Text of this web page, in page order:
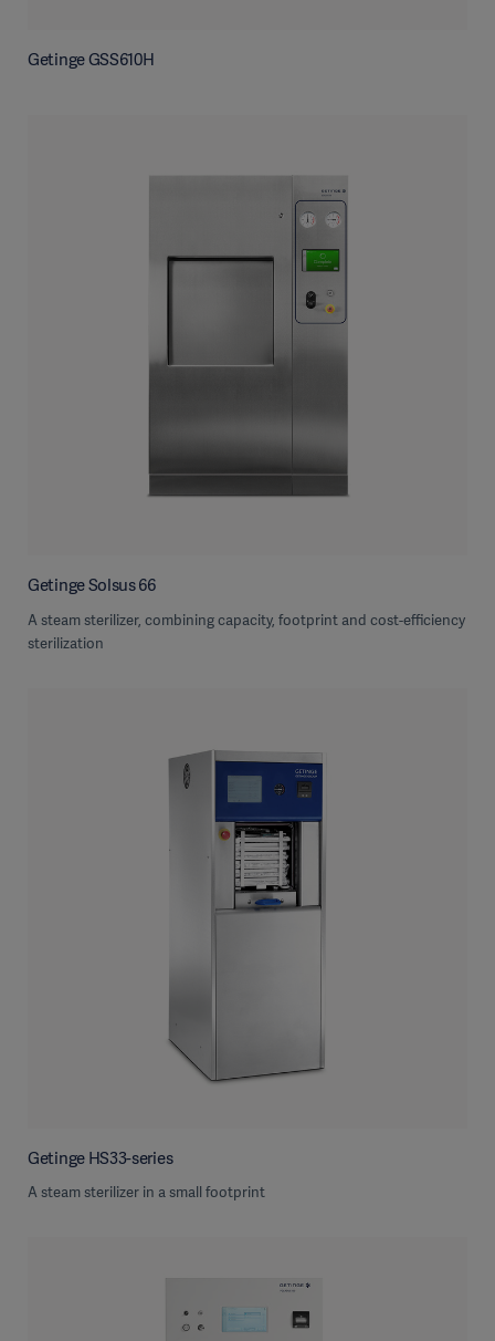
Getinge GSS610H
Getinge Solsus 66
A steam sterilizer, combining capacity, footprint and cost-efficiency
sterilization
Getinge HS33-series
A steam sterilizer in a small footprint